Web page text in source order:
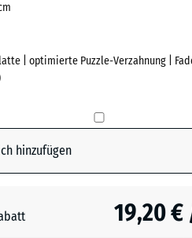
| optimierte Puzzle-Verzahnung |
hinzufügen
19,20